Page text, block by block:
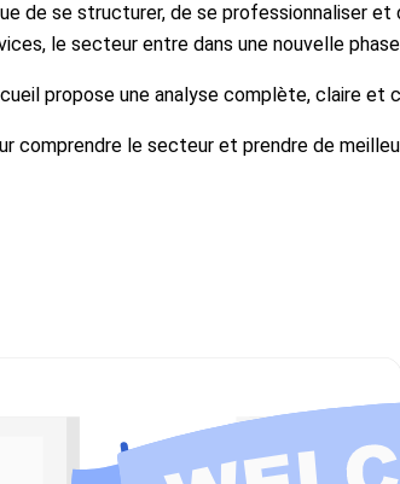
de se structurer, de se professionnaliser
le secteur entre dans une nouvelle
propose une analyse complète, claire et
comprendre le secteur et prendre de